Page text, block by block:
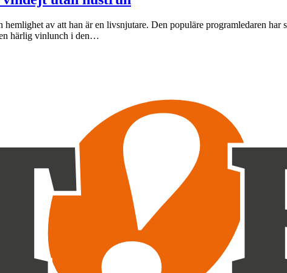
av att han är en livsnjutare. Den populäre programledaren
härlig vinlunch i den…